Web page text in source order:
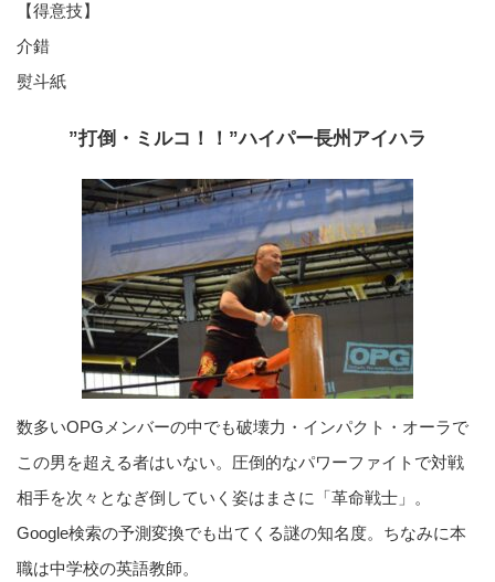
【得意技】
介錯
熨斗紙
”打倒・ミルコ！！”ハイパー長州アイハラ
数多いOPGメンバーの中でも破壊力・インパクト・オーラで
この男を超える者はいない。圧倒的なパワーファイトで対戦
相手を次々となぎ倒していく姿はまさに「革命戦士」。
Google検索の予測変換でも出てくる謎の知名度。ちなみに本
職は中学校の英語教師。